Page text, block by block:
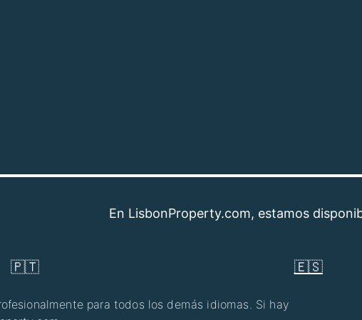
En LisbonProperty.com, estamos disponibles
🇵🇹 🇪🇸
para todos los demás idiomas. Si hay